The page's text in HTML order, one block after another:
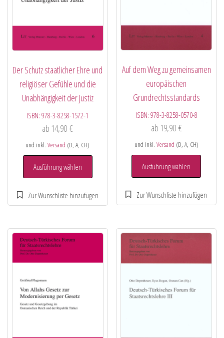
Der Schutz staatlicher Ehre und
religiöser Gefühle und die
Unabhängigkeit der Justiz
ISBN:978-3-8258-1572-1
ab 14,90€
und inkl.Versand (D, A, CH)
Ausführung wählen
Auf dem Weg zu gemeinsamen
europäischen
Grundrechtsstandards
ISBN: 978-3-8258-0570-8
ab 19,90 €
und inkl. Versand (D, A, CH)
Ausführung wählen